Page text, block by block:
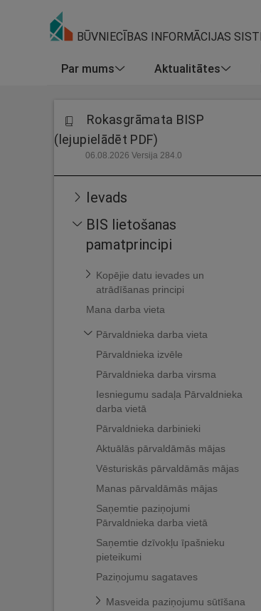
BŪVNIECĪBAS INFORMĀCIJAS
Par mums Aktualitātes
Rokasgrāmata BISP
(lejupielādēt PDF)
06.08.2026 Versija 284.0
Ievads
BIS lietošanas
pamatprincipi
Kopējie datu ievades un
atrādīšanas principi
Mana darba vieta
Pārvaldnieka darba vieta
Pārvaldnieka izvēle
Pārvaldnieka darba virsma
Iesniegumu sadaļa Pārvaldnieka
darba vietā
Pārvaldnieka darbinieki
Aktuālās pārvaldāmās mājas
Vēsturiskās pārvaldāmās mājas
Manas pārvaldāmās mājas
Saņemtie paziņojumi
Pārvaldnieka darba vietā
Saņemtie dzīvokļu īpašnieku
pieteikumi
Paziņojumu sagataves
Masveida paziņojumu sūtīšana